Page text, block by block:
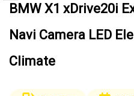
BMW X1 xDrive20i
Navi Camera LED
Climate